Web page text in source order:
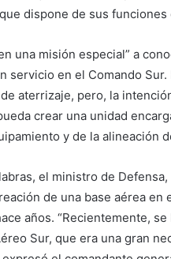
dispone de sus funciones
una misión especial” a
servicio en el Comando
aterrizaje, pero, la
crear una unidad
y de la alineación
el ministro de
de una base aérea en
años. “Recientemente,
Sur, que era una gran